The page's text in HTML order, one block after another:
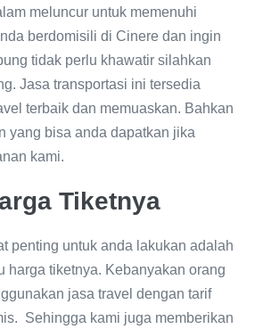
meluncur untuk memenuhi
berdomisili di Cinere dan ingin
tidak perlu khawatir silahkan
Jasa transportasi ini tersedia
terbaik dan memuaskan. Bahkan
yang bisa anda dapatkan jika
kami.
Tiketnya
penting untuk anda lakukan adalah
harga tiketnya. Kebanyakan orang
jasa travel dengan tarif
Sehingga kami juga memberikan